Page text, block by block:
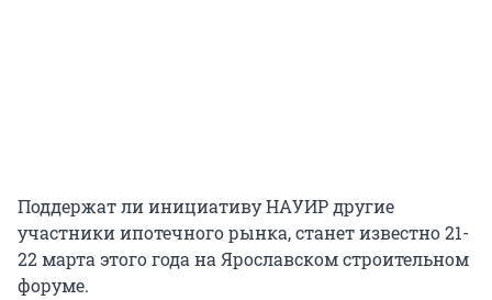
Поддержат ли инициативу НАУИР другие
участники ипотечного рынка, станет известно 21-
22 марта этого года на Ярославском строительном
форуме.